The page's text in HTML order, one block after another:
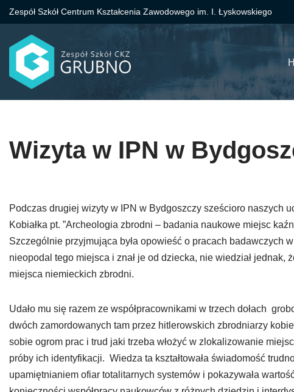
Przejdź
do
treści
Zespół Szkół Centrum Kształcenia Zawodowego im. I. Łyskowskiego
Wizyta w IPN w
Podczas drugiej wizyty w IPN w Bydgoszczy sześcioro naszych
Kobiałka pt. ”Archeologia zbrodni – badania naukowe miejsc
Szczególnie przyjmująca była opowieść o pracach badawczych
nieopodal tego miejsca i znał je od dziecka, nie wiedział jednak,
miejsca niemieckich zbrodni.
Udało mu się razem ze współpracownikami w trzech dołach
dwóch zamordowanych tam przez hitlerowskich zbrodniarzy
sobie ogrom prac i trud jaki trzeba włożyć w zlokalizowanie
próby ich identyfikacji. Wiedza ta kształtowała świadomość
upamiętnianiem ofiar totalitarnych systemów i pokazywała